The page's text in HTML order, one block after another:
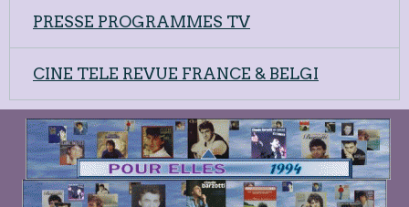
PRESSE PROGRAMMES TV
CINE TELE REVUE FRANCE & BELGI